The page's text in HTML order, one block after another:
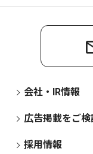
会社・IR情報
広告掲載をご
採用情報